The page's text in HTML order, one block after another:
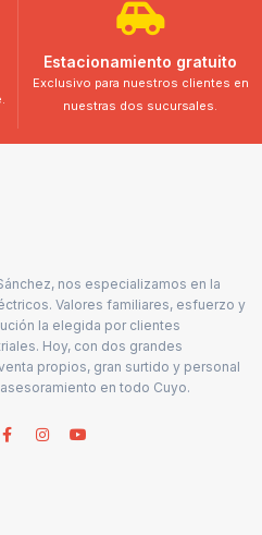
Estacionamiento gratuito
Exclusivo para nuestros clientes en
nuestras dos sucursales.
nos especializamos en la
Valores familiares, esfuerzo y
la elegida por clientes
Hoy, con dos grandes
propios, gran surtido y personal
en todo Cuyo.